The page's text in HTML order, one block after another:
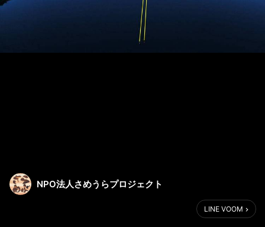
NPO法人さめうらプロジェクト
LINE VOOM